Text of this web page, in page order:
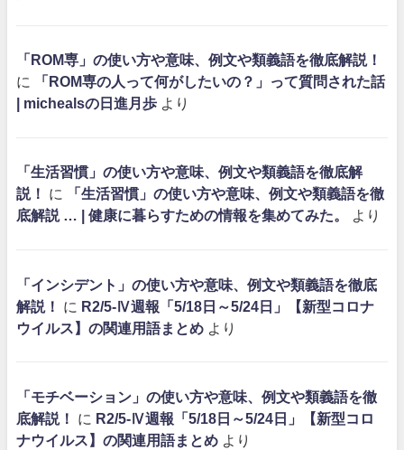
「ROM専」の使い方や意味、例文や類義語を徹底解説！
に
「ROM専の人って何がしたいの？」って質問された話
| michealsの日進月歩 より
「生活習慣」の使い方や意味、例文や類義語を徹底解
説！
に
「生活習慣」の使い方や意味、例文や類義語を徹
底解説 … | 健康に暮らすための情報を集めてみた。
より
「インシデント」の使い方や意味、例文や類義語を徹底
解説！
に R2/5-Ⅳ週報「5/18日～5/24日」【新型コロナ
ウイルス】の関連用語まとめ より
「モチベーション」の使い方や意味、例文や類義語を徹
底解説！
に R2/5-Ⅳ週報「5/18日～5/24日」【新型コロ
ナウイルス】の関連用語まとめ より